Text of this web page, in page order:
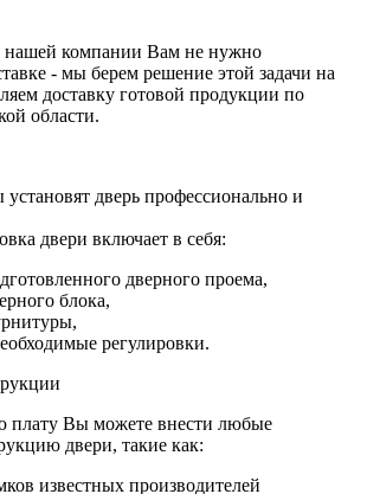
нашей компании Вам не нужно
- мы берем решение этой задачи на
доставку готовой продукции по
области.
дверь профессионально и
двери включает в себя:
дверного проема,
блока,
регулировки.
плату Вы можете внести любые
двери, такие как:
известных производителей